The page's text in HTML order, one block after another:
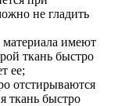
не гладить
материала имеют
ткань быстро
ее;
отстирываются
ткань быстро